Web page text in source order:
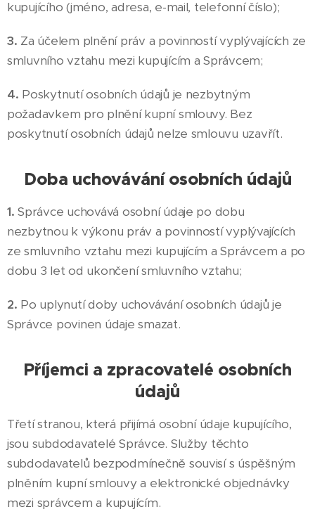
kupujícího (jméno, adresa, e-mail, telefonní číslo);
3. Za účelem plnění práv a povinností vyplývajících ze
smluvního vztahu mezi kupujícím a Správcem;
4. Poskytnutí osobních údajů je nezbytným
požadavkem pro plnění kupní smlouvy. Bez
poskytnutí osobních údajů nelze smlouvu uzavřít.
Doba uchovávání osobních údajů
1. Správce uchovává osobní údaje po dobu
nezbytnou k výkonu práv a povinností vyplývajících
ze smluvního vztahu mezi kupujícím a Správcem a po
dobu 3 let od ukončení smluvního vztahu;
2. Po uplynutí doby uchovávání osobních údajů je
Správce povinen údaje smazat.
Příjemci a zpracovatelé osobních
údajů
Třetí stranou, která přijímá osobní údaje kupujícího,
jsou subdodavatelé Správce. Služby těchto
subdodavatelů bezpodmínečně souvisí s úspěšným
plněním kupní smlouvy a elektronické objednávky
mezi správcem a kupujícím.